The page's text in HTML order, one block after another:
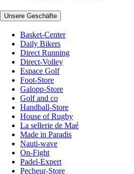
Unsere Geschäfte
Basket-Center
Daily Bikers
Direct Running
Direct-Volley
Espace Golf
Foot-Store
Galopp-Store
Golf and co
Handball-Store
House of Rugby
La sellerie de Maé
Made in Paradis
Nauti-wave
On-Fight
Padel-Expert
Pecheur-Store